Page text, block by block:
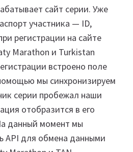
сайт серии. Уже
участника — ID,
регистрации на сайте
Marathon и Turkistan
встроено поле
мы синхронизируем
серии пробежал наши
отобразится в его
данный момент мы
API для обмена данными